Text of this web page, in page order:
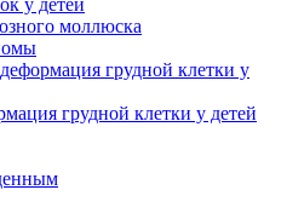
у детей
моллюска
грудной клетки у
грудной клетки у детей